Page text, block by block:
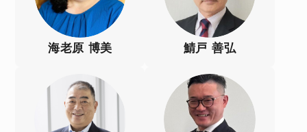
海老原 博美 鯖戸 善弘